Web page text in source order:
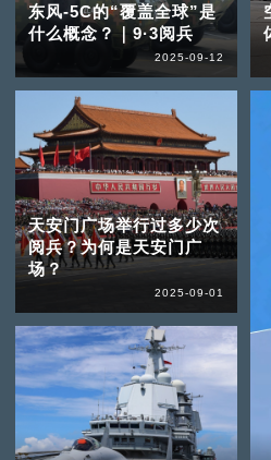
东风-5C的“覆盖全球”是
什么概念？｜9·3阅兵
2025-09-12
天安门广场举行过多少次
阅兵？为何是天安门广
场？
2025-09-01